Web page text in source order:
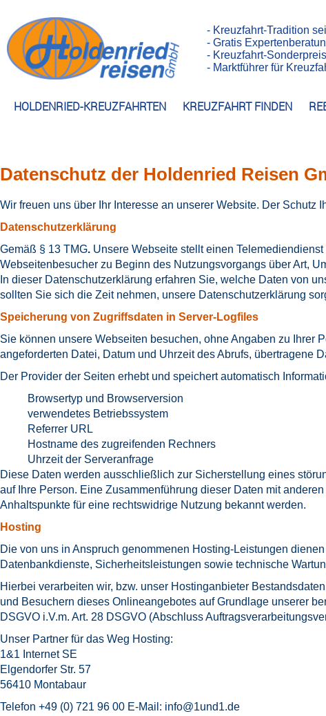
HOLDENRIED-KREUZFAHRTEN KREUZFAHRT FINDEN
- Kreuzfahrt-Tradition
- Gratis
- Kreuzfahrt-
- Marktführer für
Datenschutz der Holdenried Reisen
Wir freuen uns über Ihr Interesse an unserer Website. Der
Datenschutzerklärung
Gemäß § 13 TMG. Unsere Webseite stellt einen
Webseitenbesucher zu Beginn des Nutzungsvorgangs über Art,
In dieser Datenschutzerklärung erfahren Sie, welche Daten von
sollten Sie sich die Zeit nehmen, unsere Datenschutzerklärung
Speicherung von Zugriffsdaten in Server-Logfiles
Sie können unsere Webseiten besuchen, ohne Angaben zu Ihrer
angeforderten Datei, Datum und Uhrzeit des Abrufs, übertragene
Der Provider der Seiten erhebt und speichert automatisch
Browsertyp und Browserversion
verwendetes Betriebssystem
Referrer URL
Hostname des zugreifenden Rechners
Uhrzeit der Serveranfrage
Diese Daten werden ausschließlich zur Sicherstellung eines
auf Ihre Person. Eine Zusammenführung dieser Daten mit
Anhaltspunkte für eine rechtswidrige Nutzung bekannt werden.
Hosting
Die von uns in Anspruch genommenen Hosting-Leistungen
Datenbankdienste, Sicherheitsleistungen sowie technische
Hierbei verarbeiten wir, bzw. unser Hostinganbieter
und Besuchern dieses Onlineangebotes auf Grundlage unserer
DSGVO i.V.m. Art. 28 DSGVO (Abschluss
Unser Partner für das Weg Hosting:
1&1 Internet SE
Elgendorfer Str. 57
56410 Montabaur
Telefon +49 (0) 721 96 00 E-Mail: info@1und1.de